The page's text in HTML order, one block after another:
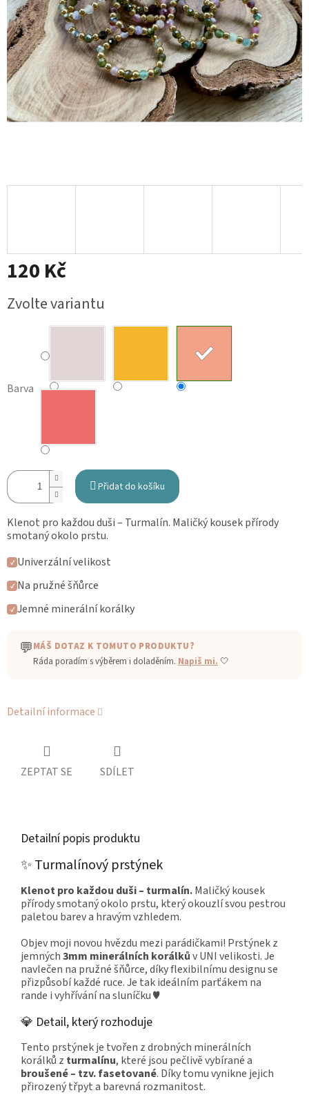
120 Kč
Měrná
cena:
Zvolte variantu
Barva
Přidat do košíku
Klenot pro každou duši– Turmalín. Maličký kousek přírody
smotaný okolo prstu.
✓ Univerzální velikost
✓ Na pružné šňůrce
✓ Jemné minerální korálky
💬MÁŠ DOTAZ K TOMUTO PRODUKTU?
Ráda poradím s výběrem i doladěním. Napiš mi. 🤍
Detailní informace
ZEPTAT SE SDÍLET
Detailní popis produktu
✨ Turmalínový prstýnek
Klenot pro každou duši – turmalín.Maličký kousek
přírody smotaný okolo prstu, který okouzlí svou pestrou
paletou barev a hravým vzhledem.
Objev moji novou hvězdu mezi parádičkami! Prstýnek z
jemných3mm minerálních korálkův UNI velikosti. Je
navlečen na pružné šňůrce, díky flexibilnímu designu se
přizpůsobí každé ruce. Je tak ideálním parťákem na
rande i vyhřívání na sluníčku ♥
💎 Detail, který rozhoduje
Tento prstýnek je tvořen z drobných minerálních
korálků z turmalínu, které jsou pečlivě vybírané a
broušené – tzv. fasetované. Díky tomu vynikne jejich
přirozený třpyt a barevná rozmanitost.